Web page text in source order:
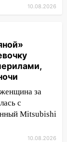
и
за
в Новом
области
10.08.2026
за
с
Mitsubishi
10.08.2026